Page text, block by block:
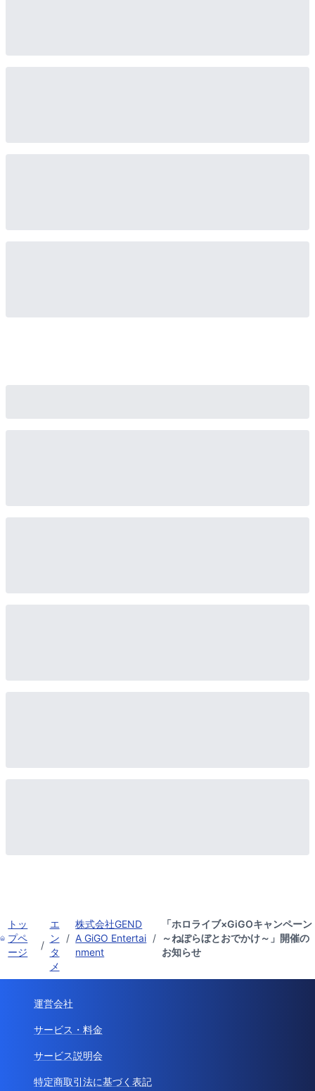
トッ
プペ
ージ
/
エ
ン
タ
メ
/
株式会社GEND
A GiGO Entertai
nment
/
「ホロライブ×GiGOキャンペーン
～ねぽらぼとおでかけ～」開催の
お知らせ
運営会社
サービス・料金
サービス説明会
特定商取引法に基づく表記